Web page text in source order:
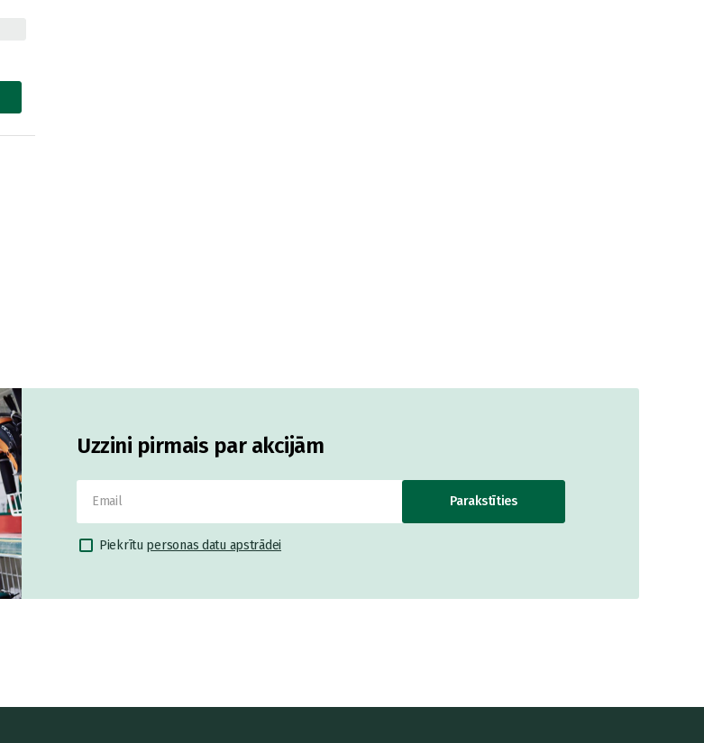
Uzzini pirmais par akcijām
Parakstīties
Piekrītu personas datu apstrādei